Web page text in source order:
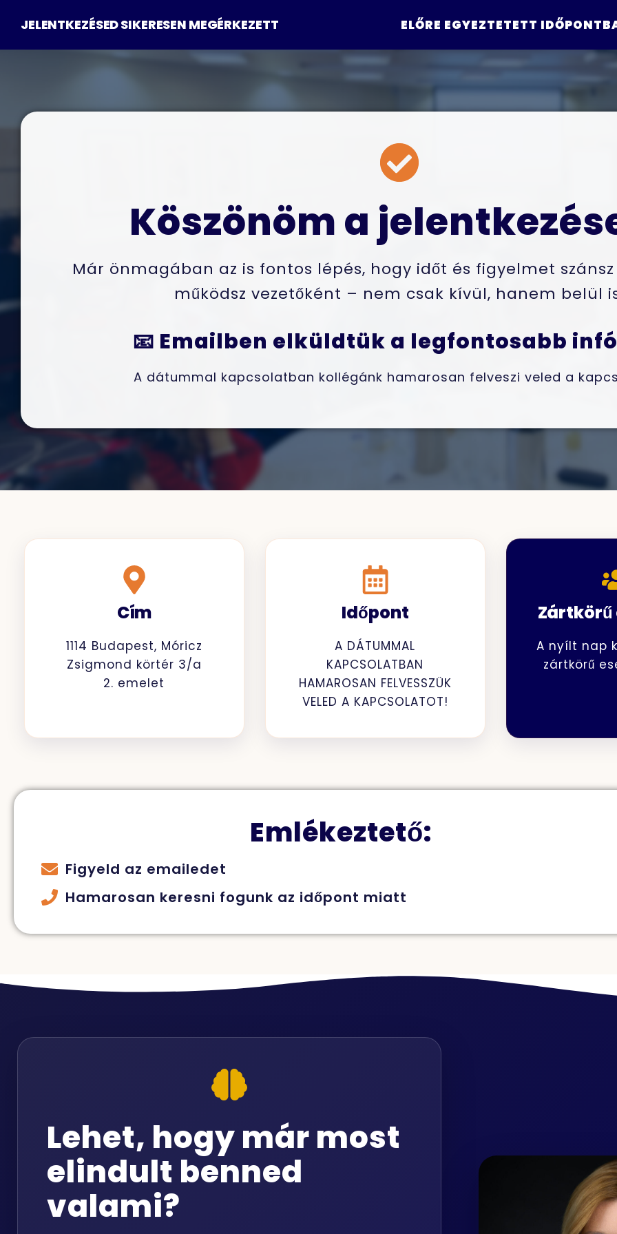
JELENTKEZÉSED SIKERESEN MEGÉRKEZETT ELŐRE EGYEZTETETT
Köszönöm a
Már önmagában az is fontos lépés, hogy időt és figyelmet
működsz vezetőként – nem csak kívül, hanem belül
📧 Emailben elküldtük a legfontosabb
A dátummal kapcsolatban kollégánk hamarosan felveszi veled a
Cím
1114 Budapest, Móricz
Zsigmond körtér 3/a
2. emelet
Időpont
A DÁTUMMAL
KAPCSOLATBAN
HAMAROSAN FELVESSZÜK
VELED A KAPCSOLATOT!
Zártkörű
A nyílt nap
zártkörű
Emlékeztető:
Figyeld az emailedet
Hamarosan keresni fogunk az időpont miatt
Lehet, hogy már most
elindult benned
valami?